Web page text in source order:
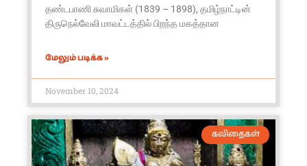
தண்டபாணி சுவாமிகள் (1839 – 1898), தமிழ்நாட்டின்
திருநெல்வேலி மாவட்டத்தில் பிறந்த மகத்தான
மேலும் படிக்க »
November 10, 2024
கவிதைகள்